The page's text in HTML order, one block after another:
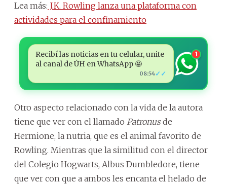
Lea más: J.K. Rowling lanza una plataforma con
actividades para el confinamiento
Recibí las noticias en tu celular, unite
al canal de ÚH en WhatsApp 🤩
08:54✓✓
1
Otro aspecto relacionado con la vida de la autora
tiene que ver con el llamado Patronusde
Hermione, la nutria, que es el animal favorito de
Rowling. Mientras que la similitud con el director
del Colegio Hogwarts, Albus Dumbledore, tiene
que ver con que a ambos les encanta el helado de